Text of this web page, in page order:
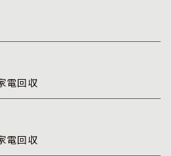
電回収
電回収